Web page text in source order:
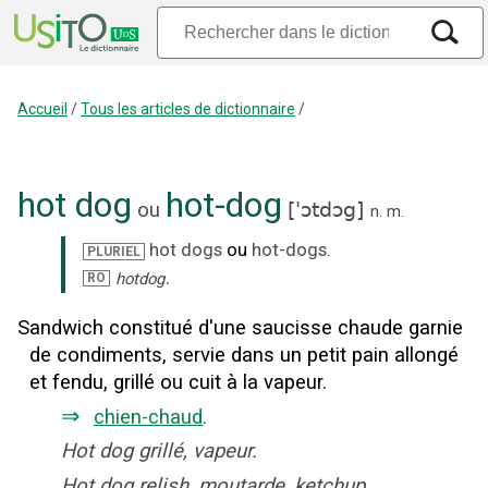
Accueil /Tous les articles de dictionnaire /
hot dog ou hot-dog ['ɔtdɔg] n. m.
PLURIEL hot dogs ou hot-dogs.
RO hotdog.
Sandwich constitué d'une saucisse chaude garnie
de condiments, servie dans un petit pain allongé
et fendu, grillé ou cuit à la vapeur.
⇒ chien-chaud.
Hot dog grillé, vapeur.